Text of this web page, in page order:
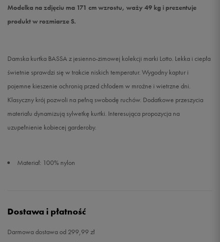
Modelka na zdjęciu ma 171 cm wzrostu, waży 49 kg i prezentuje
produkt w rozmiarze S.
Damska kurtka BASSA z jesienno-zimowej kolekcji marki Lotto. Lekka i ciepła
świetnie sprawdzi się w trakcie niskich temperatur. Wygodny kaptur i
pojemne kieszenie ochronią przed chłodem w mroźne i wietrzne dni.
Klasyczny krój pozwoli na pełną swobodę ruchów. Dodatkowe przeszycia
materiału dynamizują sylwetkę kurtki. Interesująca propozycja na
uzupełnienie kobiecej garderoby.
Materiał: 100% nylon
Dostawa i płatność
Darmowa dostawa od 299,99 zł